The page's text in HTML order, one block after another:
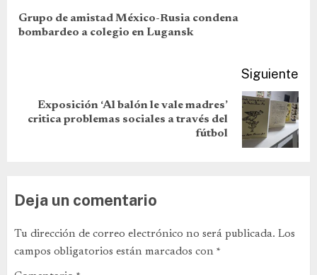
Grupo de amistad México-Rusia condena
bombardeo a colegio en Lugansk
Siguiente
Exposición ‘Al balón le vale madres’
critica problemas sociales a través del
fútbol
Deja un comentario
Tu dirección de correo electrónico no será publicada. Los
campos obligatorios están marcados con *